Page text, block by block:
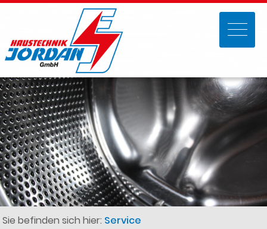
Sie befinden sich hier: Service